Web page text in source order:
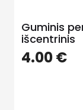
Guminis
išcentrinis
4.00€